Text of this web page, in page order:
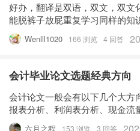
好办，翻译是双语，双文，双文
能脱裤子放屁重复学习同样的知
物理大学毕业，还要在美国达到
译英中/中英的物理大学毕业水平
Wenlll1020 166 浏览 4 回答
会计毕业论文选题经典方向
会计论文一般会有以下几个大方
报表分析、利润表分析、现金流
分析；有以下选题方向： （2）
六月之程 153 浏览 3 回答